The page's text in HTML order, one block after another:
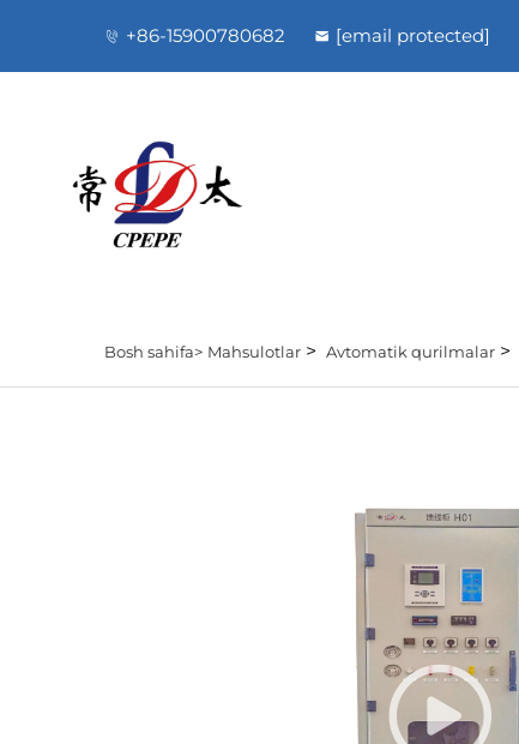
+86-15900780682 [email protected]
Bosh sahifa> Mahsulotlar > Avtomatik qurilmalar >